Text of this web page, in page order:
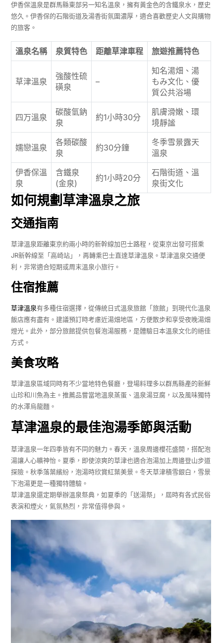
伊香保溫泉是群馬縣東部另一知名溫泉，擁有黃金色的含鐵泉水，歷史
悠久。伊香保的石階街道及湯香街氛圍濃厚，適合喜歡歷史人文與購物
的旅客。
溫泉名稱 泉質特色 距離草津車程 旅遊推薦特色
草津溫泉
強酸性硫
磺泉
–
知名湯畑、湯
もみ文化、優
質公共浴場
四万溫泉
碳酸氫鈉
泉
約1小時30分
肌膚滑嫩、環
境靜謐
嬬戀溫泉
各類碳酸
泉
約30分鐘
冬季雪景露天
溫泉
伊香保溫
泉
含鐵泉
(金泉)
約1小時20分
石階街道、溫
泉街文化
如何規劃草津溫泉之旅
交通指南
草津溫泉距離東京約兩小時的新幹線加巴士路程，從東京出發可搭乘
JR新幹線至「高崎站」，再轉乘巴士直達草津溫泉。草津溫泉交通便
利，非常適合短期或周末溫泉小旅行。
住宿推薦
草津溫泉有多種住宿選擇，從傳統日式溫泉旅館「旅館」到現代化溫泉
飯店應有盡有。建議預訂時考慮近湯畑地區，方便散步和享受夜晚湯畑
燈光。此外，部分旅館提供包餐泡湯服務，是體驗日本溫泉文化的絕佳
方式。
美食攻略
草津溫泉區域同時有不少當地特色餐廳，登場料理多以群馬縣產的新鮮
山珍和川魚為主。推薦品嘗當地溫泉蒸蛋、溫泉湯豆腐，以及風味獨特
的水澤烏龍麵。
草津溫泉的最佳泡湯季節與活動
草津溫泉一年四季皆有不同的魅力。春天，溫泉周邊櫻花盛開，搭配泡
湯讓人心曠神怡。夏季，即使涼爽的草津也適合泡湯加上周邊登山步道
探險。秋季落葉繽紛，泡湯時欣賞紅葉美景。冬天草津積雪銀白，雪景
下泡湯更是一種獨特體驗。
草津溫泉還定期舉辦溫泉祭典，如夏季的「送湯祭」，屆時有各式民俗
表演和煙火，氣氛熱烈，非常值得參與。